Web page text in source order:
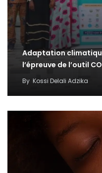
Adaptation
l’épreuve de l’outil
By Kossi Delali Adzika